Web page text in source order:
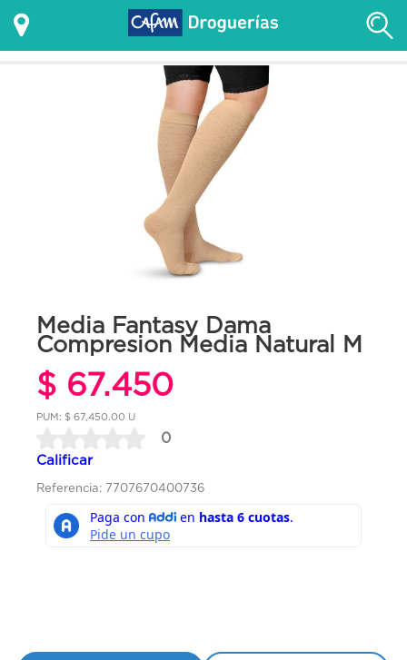
Media Fantasy Dama
Compresion Media Natural M
$ 67.450
PUM: $ 67,450.00 U
0
Calificar
Referencia: 7707670400736